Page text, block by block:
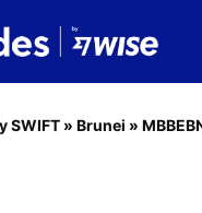
SWIFT » Brunei »